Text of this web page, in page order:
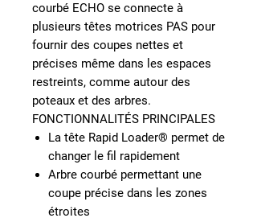
courbé ECHO se connecte à
plusieurs têtes motrices PAS pour
fournir des coupes nettes et
précises même dans les espaces
restreints, comme autour des
poteaux et des arbres.
FONCTIONNALITÉS PRINCIPALES
La tête Rapid Loader® permet de
changer le fil rapidement
Arbre courbé permettant une
coupe précise dans les zones
étroites